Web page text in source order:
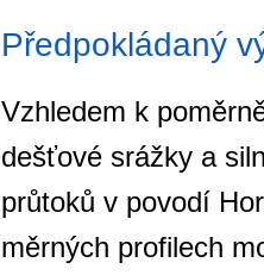
Předpokládaný
Vzhledem k
dešťové srážky a
průtoků v povodí
měrných profilech